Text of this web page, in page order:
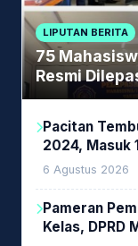
LIPUTAN BERITA
75
Resmi
Pesan
Pacitan
2024, Masuk
6 Agustus 2026
Pameran
Kelas, DPRD